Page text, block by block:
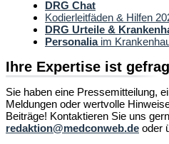
DRG Chat
Kodierleitfäden & Hilfen
DRG Urteile &
Personaliaim
Ihre Expertise ist
Sie haben eine Pressemitteilung,
Meldungen oder wertvolle
Beiträge! Kontaktieren Sie uns
redaktion@medconweb.de oder